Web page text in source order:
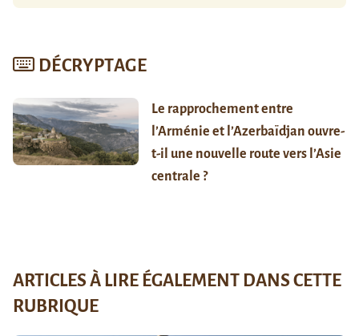
DÉCRYPTAGE
Le rapprochement entre
l’Arménie et l’Azerbaïdjan ouvre-
t-il une nouvelle route vers l’Asie
centrale ?
ARTICLES À LIRE ÉGALEMENT DANS CETTE
RUBRIQUE